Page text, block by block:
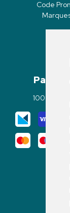
Code
100%